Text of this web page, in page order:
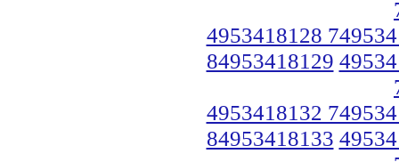
4953418128
84953418129
4953418132
84953418133